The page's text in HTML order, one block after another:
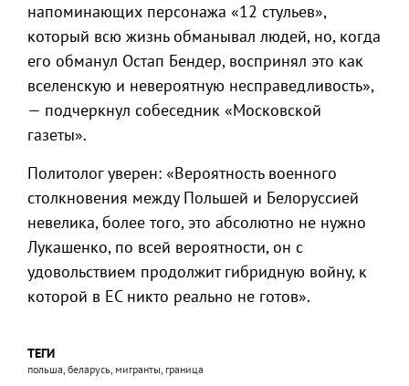
напоминающих персонажа «12 стульев»,
который всю жизнь обманывал людей, но, когда
его обманул Остап Бендер, воспринял это как
вселенскую и невероятную несправедливость»,
— подчеркнул собеседник «Московской
газеты».
Политолог уверен: «Вероятность военного
столкновения между Польшей и Белоруссией
невелика, более того, это абсолютно не нужно
Лукашенко, по всей вероятности, он с
удовольствием продолжит гибридную войну, к
которой в ЕС никто реально не готов».
ТЕГИ
польша, беларусь, мигранты, граница